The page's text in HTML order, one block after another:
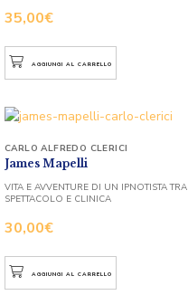
35,00€
AGGIUNGI AL CARRELLO
James Mapelli
30,00€
CARLO ALFREDO CLERICI
VITA E AVVENTURE DI UN IPNOTISTA TRA
SPETTACOLO E CLINICA
AGGIUNGI AL CARRELLO